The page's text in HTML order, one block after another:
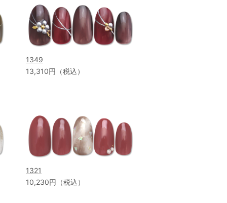
1349
13,310円（税込）
1321
10,230円（税込）